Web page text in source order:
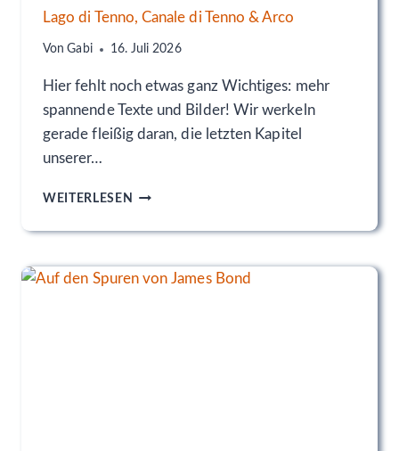
Lago di Tenno, Canale di Tenno & Arco
Von Gabi 16. Juli 2026
Hier fehlt noch etwas ganz Wichtiges: mehr
spannende Texte und Bilder! Wir werkeln
gerade fleißig daran, die letzten Kapitel
unserer…
WEITERLESEN
G
D
I